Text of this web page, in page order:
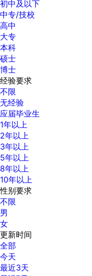
初中及以下
中专/技校
高中
大专
本科
硕士
博士
经验要求
不限
无经验
应届毕业生
1年以上
2年以上
3年以上
5年以上
8年以上
10年以上
性别要求
不限
男
女
更新时间
全部
今天
最近3天